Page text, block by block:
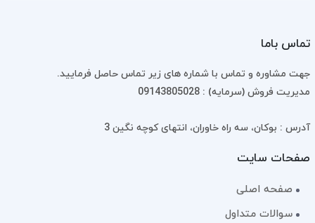
تماس باما
جهت مشاوره و تماس با شماره های زیر تماس حاصل فرمایید.
مدیریت فروش (سرمایه) : 09143805028
آدرس : بوکان، سه راه خاوران، انتهای کوچه نگین 3
صفحات سایت
صفحه اصلی
سوالات متداول